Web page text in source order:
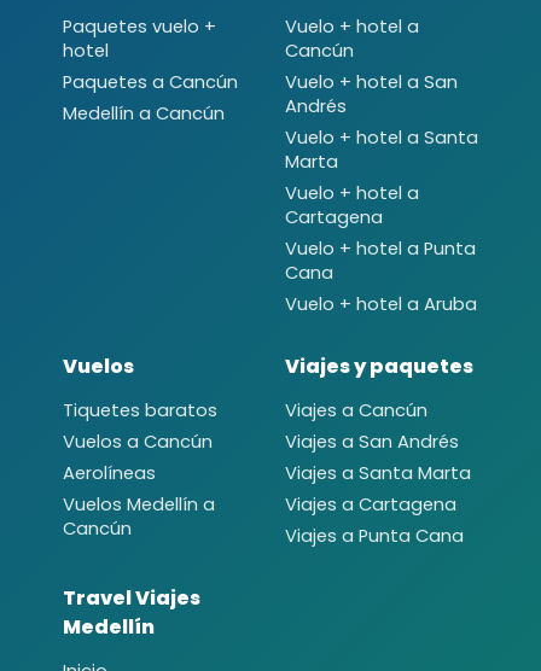
Paquetes vuelo +
hotel
Paquetes a Cancún
Medellín a Cancún
Vuelo + hotel a
Cancún
Vuelo + hotel a San
Andrés
Vuelo + hotel a Santa
Marta
Vuelo + hotel a
Cartagena
Vuelo + hotel a Punta
Cana
Vuelo + hotel a Aruba
Vuelos
Tiquetes baratos
Vuelos a Cancún
Aerolíneas
Vuelos Medellín a
Cancún
Viajes y paquetes
Viajes a Cancún
Viajes a San Andrés
Viajes a Santa Marta
Viajes a Cartagena
Viajes a Punta Cana
Travel Viajes
Medellín